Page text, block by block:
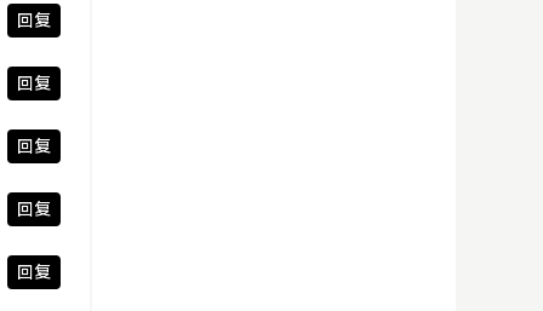
回复
回复
回复
回复
回复